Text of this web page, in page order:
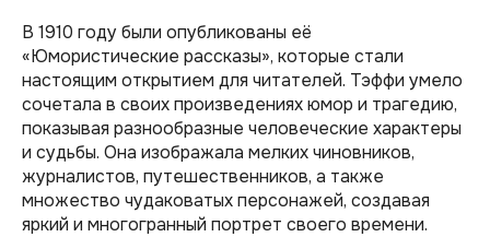
В 1910 году были опубликованы её
«Юмористические рассказы», которые стали
настоящим открытием для читателей. Тэффи умело
сочетала в своих произведениях юмор и трагедию,
показывая разнообразные человеческие характеры
и судьбы. Она изображала мелких чиновников,
журналистов, путешественников, а также
множество чудаковатых персонажей, создавая
яркий и многогранный портрет своего времени.